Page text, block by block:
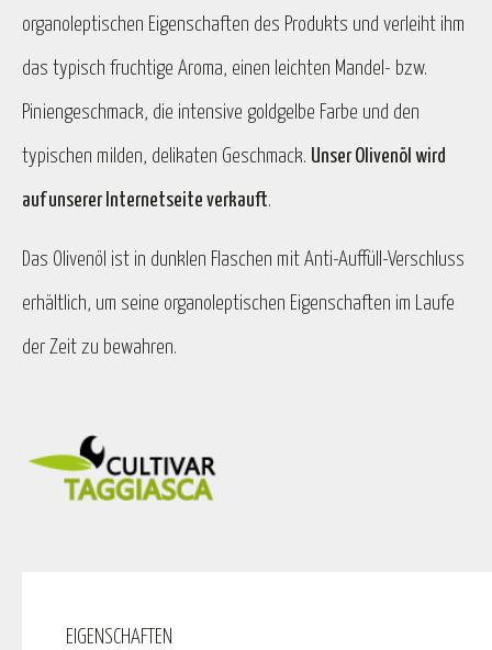
organoleptischen Eigenschaften des Produkts und verleiht ihm
das typisch fruchtige Aroma, einen leichten Mandel- bzw.
Piniengeschmack, die intensive goldgelbe Farbe und den
typischen milden, delikaten Geschmack. Unser Olivenöl wird
auf unserer Internetseite verkauft.
Das Olivenöl ist in dunklen Flaschen mit Anti-Auffüll-Verschluss
erhältlich, um seine organoleptischen Eigenschaften im Laufe
der Zeit zu bewahren.
EIGENSCHAFTEN